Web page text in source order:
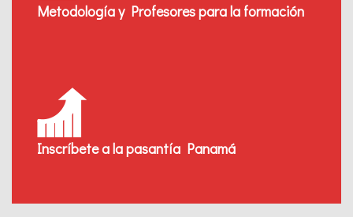
Metodología y Profesores para la formación
Inscríbete a la pasantía Panamá